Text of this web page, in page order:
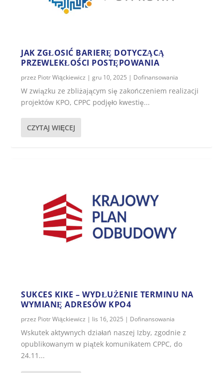
JAK ZGŁOSIĆ BARIERĘ DOTYCZĄCĄ
PRZEWLEKŁOŚCI POSTĘPOWANIA
przez Piotr Wiąckiewicz |gru 10, 2025 | Dofinansowania
W związku ze zbliżającym się zakończeniem realizacji
projektów KPO, CPPC podjęło kwestię...
CZYTAJ WIĘCEJ
SUKCES KIKE – WYDŁUŻENIE TERMINU NA
WYMIANĘ ADRESÓW KPO4
przez Piotr Wiąckiewicz | lis 16, 2025 | Dofinansowania
Wskutek aktywnych działań naszej Izby, zgodnie z
opublikowanym w piątek komunikatem CPPC, do
24.11...